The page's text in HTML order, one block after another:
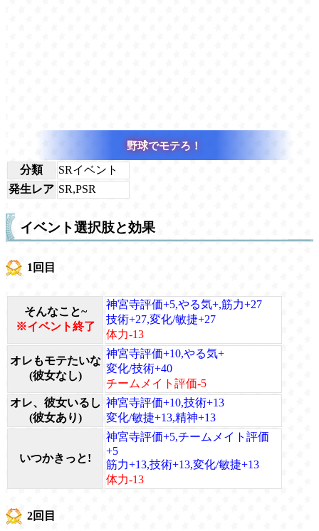
野球でモテろ！
分類
SRイベント
発生レア SR,PSR
イベント選択肢と効果
1回目
そんなこと~
※イベント終了
神宮寺評価+5,やる気+,筋力+27
技術+27,変化/敏捷+27
体力-13
オレもモテたいな
(彼女なし)
神宮寺評価+10,やる気+
変化/技術+40
チームメイト評価-5
オレ、彼女いるし
(彼女あり)
神宮寺評価+10,技術+13
変化/敏捷+13,精神+13
いつかきっと!
神宮寺評価+5,チームメイト評価
+5
筋力+13,技術+13,変化/敏捷+13
体力-13
2回目